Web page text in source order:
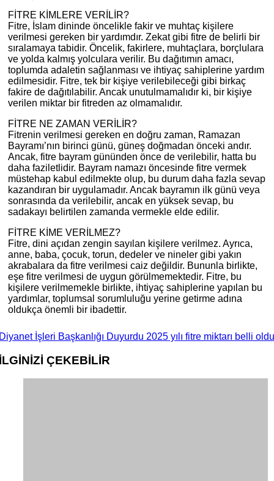
FİTRE KİMLERE VERİLİR?
Fitre, İslam dininde öncelikle fakir ve muhtaç kişilere
verilmesi gereken bir yardımdır. Zekat gibi fitre de belirli bir
sıralamaya tabidir. Öncelik, fakirlere, muhtaçlara, borçlulara
ve yolda kalmış yolculara verilir. Bu dağıtımın amacı,
toplumda adaletin sağlanması ve ihtiyaç sahiplerine yardım
edilmesidir. Fitre, tek bir kişiye verilebileceği gibi birkaç
fakire de dağıtılabilir. Ancak unutulmamalıdır ki, bir kişiye
verilen miktar bir fitreden az olmamalıdır.
FİTRE NE ZAMAN VERİLİR?
Fitrenin verilmesi gereken en doğru zaman, Ramazan
Bayramı’nın birinci günü, güneş doğmadan önceki andır.
Ancak, fitre bayram gününden önce de verilebilir, hatta bu
daha faziletlidir. Bayram namazı öncesinde fitre vermek
müstehap kabul edilmekte olup, bu durum daha fazla sevap
kazandıran bir uygulamadır. Ancak bayramın ilk günü veya
sonrasında da verilebilir, ancak en yüksek sevap, bu
sadakayı belirtilen zamanda vermekle elde edilir.
FİTRE KİME VERİLMEZ?
Fitre, dini açıdan zengin sayılan kişilere verilmez. Ayrıca,
anne, baba, çocuk, torun, dedeler ve nineler gibi yakın
akrabalara da fitre verilmesi caiz değildir. Bununla birlikte,
eşe fitre verilmesi de uygun görülmemektedir. Fitre, bu
kişilere verilmemekle birlikte, ihtiyaç sahiplerine yapılan bu
yardımlar, toplumsal sorumluluğu yerine getirme adına
oldukça önemli bir ibadettir.
İşleri Başkanlığı Duyurdu 2025 yılı fitre miktarı belli oldu
ÇEKEBİLİR